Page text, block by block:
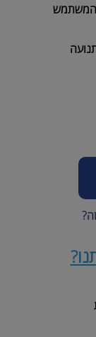
המשתמש